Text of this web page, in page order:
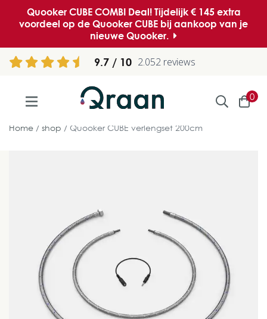
Quooker CUBE COMBI Deal! Tijdelijk € 145 extra
voordeel op de Quooker CUBE bij aankoop van je
nieuwe Quooker.
9.7 2.052 reviews
0
Home shop Quooker CUBE verlengset 200cm